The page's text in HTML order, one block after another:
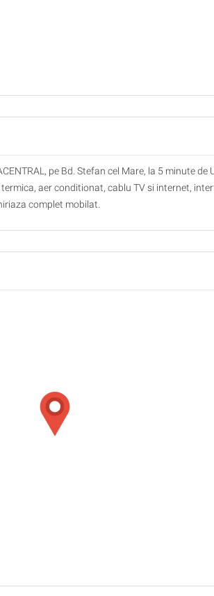
pe Bd. Stefan cel Mare, la 5 minute de
aer conditionat, cablu TV si internet,
complet mobilat.